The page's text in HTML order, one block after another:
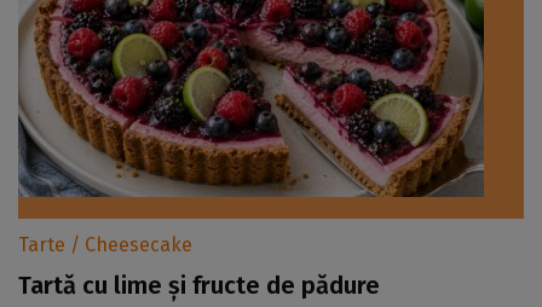
Tarte / Cheesecake
Tartă cu lime și fructe de pădure